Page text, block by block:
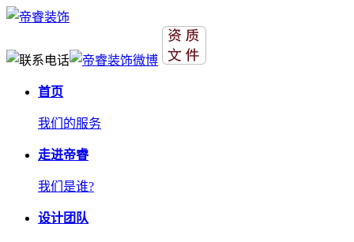
首页
我们的服务
走进帝睿
我们是谁?
设计团队